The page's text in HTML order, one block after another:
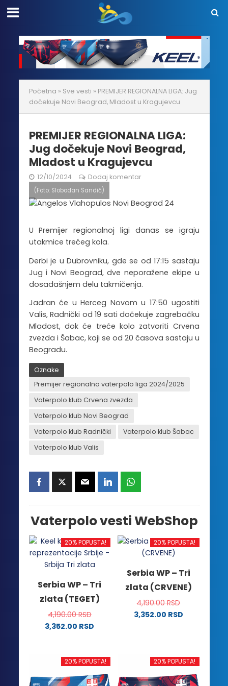
Početna » Sve vesti » PREMIJER REGIONALNA LIGA: Jug
dočekuje Novi Beograd, Mladost u Kragujevcu
PREMIJER REGIONALNA LIGA:
Jug dočekuje Novi Beograd,
Mladost u Kragujevcu
12/10/2024 Dodaj komentar
(Foto: Slobodan Sandić)
U Premijer regionalnoj ligi danas se igraju
utakmice trećeg kola.
Derbi je u Dubrovniku, gde se od 17:15 sastaju
Jug i Novi Beograd, dve neporažene ekipe u
dosadašnjem delu takmičenja.
Jadran će u Herceg Novom u 17:50 ugostiti
Valis, Radnički od 19 sati dočekuje zagrebačku
Mladost, dok će treće kolo zatvoriti Crvena
zvezda i Šabac, koji se od 20 časova sastaju u
Beogradu.
Oznake
Premijer regionalna vaterpolo liga 2024/2025
Vaterpolo klub Crvena zvezda
Vaterpolo klub Novi Beograd
Vaterpolo klub Radnički
Vaterpolo klub Šabac
Vaterpolo klub Valis
Vaterpolo vesti WebShop
20% POPUSTA!
Serbia WP – Tri
zlata (TEGET)
4,190.00RSD
3,352.00 RSD
ima
20% POPUSTA!
Serbia WP – Tri
zlata (CRVENE)
4,190.00RSD
3,352.00 RSD
više
varijanti.
20% POPUSTA! 20% POPUSTA!